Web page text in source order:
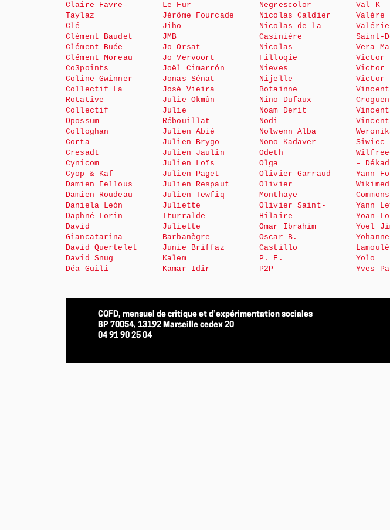
Claire Favre-
Taylaz
Clé
Clément Baudet
Clément Buée
Clément Moreau
Co3points
Coline Gwinner
Collectif La
Rotative
Collectif
Opossum
Colloghan
Corta
Cresadt
Cynicom
Cyop & Kaf
Damien Fellous
Damien Roudeau
Daniela León
Daphné Lorin
David
Giancatarina
David Quertelet
David Snug
Déa Guili
Le Fur
Jérôme Fourcade
Jiho
JMB
Jo Orsat
Jo Vervoort
Joël Cimarrón
Jonas Sénat
José Vieira
Julie Okmûn
Julie
Rébouillat
Julien Abié
Julien Brygo
Julien Jaulin
Julien Loïs
Julien Paget
Julien Respaut
Julien Tewfiq
Juliette
Iturralde
Juliette
Barbanègre
Junie Briffaz
Kalem
Kamar Idir
Negrescolor
Nicolas Caldier
Nicolas de la
Casinière
Nicolas
Filloqie
Nieves
Nijelle
Botainne
Nino Dufaux
Noam Derit
Nodi
Nolwenn Alba
Nono Kadaver
Odeth
Olga
Olivier Garraud
Olivier
Monthaye
Olivier Saint-
Hilaire
Omar Ibrahim
Oscar B.
Castillo
P. F.
P2P
Val K
Valère
Valérie
Saint-
Vera
Victor
Victor
Victor
Vincent
Siwiec
–
Yann
Commons
Yann
Yoan-
Yoel
Yohanne
Yolo
Yves
CQFD, mensuel de critique et d’expérimentation sociales
BP 70054, 13192 Marseille cedex 20
04 91 90 25 04